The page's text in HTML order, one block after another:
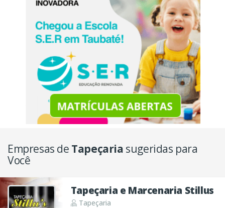
Empresas de Tapeçaria sugeridas para
Você
Tapeçaria e Marcenaria Stillus
Tapeçaria